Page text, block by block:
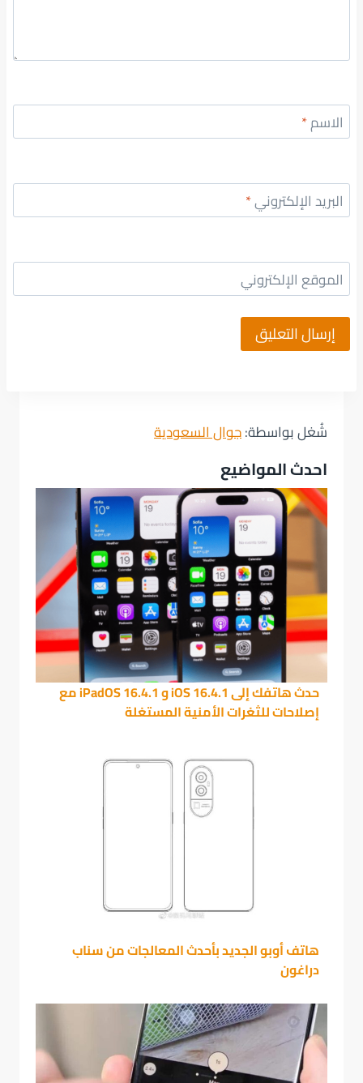
الاسم*
البريد الإلكتروني*
الموقع الإلكتروني
شُغل بواسطة:جوال السعودية
احدث المواضيع
حدث هاتفك إلى iOS 16.4.1 و iPadOS 16.4.1 مع
إصلاحات للثغرات الأمنية المستغلة
هاتف أوبو الجديد بأحدث المعالجات من سناب
دراغون